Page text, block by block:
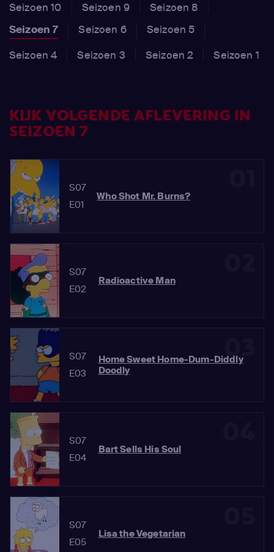
Seizoen 10
Seizoen 9
Seizoen 8
Seizoen 7
Seizoen 6
Seizoen 5
Seizoen 4
Seizoen 3 Seizoen 2 Seizoen 1
KIJK VOLGENDE AFLEVERING IN
SEIZOEN 7
S07
E01
Who Shot Mr. Burns?
S07
E02
Radioactive Man
03
S07
E03
Home Sweet Home-Dum-Diddly
Doodly
S07
E04
Bart Sells His Soul
S07
E05
Lisa the Vegetarian